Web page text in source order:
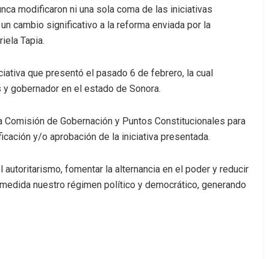
modificaron ni una sola coma de las iniciativas
cambio significativo a la reforma enviada por la
Tapia.
que presentó el pasado 6 de febrero, la cual
gobernador en el estado de Sonora.
de Gobernación y Puntos Constitucionales para
y/o aprobación de la iniciativa presentada.
fomentar la alternancia en el poder y reducir
nuestro régimen político y democrático, generando